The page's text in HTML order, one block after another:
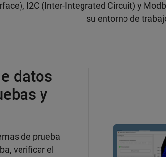
I2C (Inter-Integrated Circuit) y
su entorno de
datos
y
de prueba
verificar el